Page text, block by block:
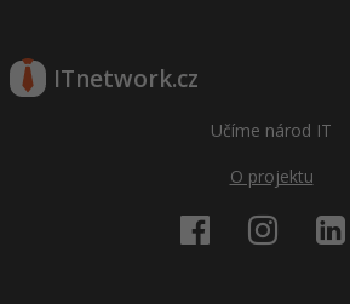
ITnetwork.cz
Učíme národ IT
O projektu